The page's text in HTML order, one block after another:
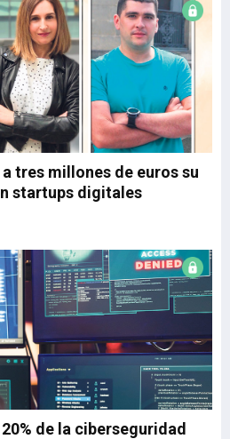
tres millones de euros su
startups digitales
de la ciberseguridad